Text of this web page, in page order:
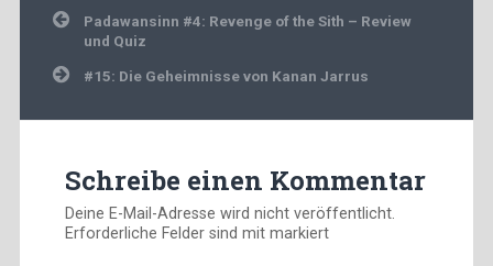
Beitragsnavigation
Padawansinn #4: Revenge of the Sith – Review
und Quiz
#15: Die Geheimnisse von Kanan Jarrus
Schreibe einen Kommentar
Deine E-Mail-Adresse wird nicht veröffentlicht.
Erforderliche Felder sind mitmarkiert